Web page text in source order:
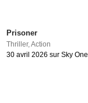
Prisoner
Thriller,Action
30 avril 2026 sur Sky One